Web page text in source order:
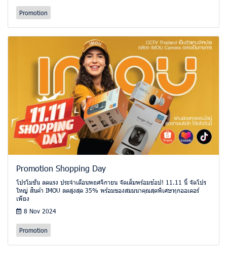
Promotion
Promotion Shopping Day
โปรโมชั่น ลดแรง ประจำเดือนพฤศจิกายน จัดเต็มพร้อมช้อป! 11.11 นี้ จัดโปร
ใหญ่ สินค้า IMOU ลดสูงสุด 35% พร้อมของสมมนาคุณสุดพิเศษทุกออเดอร์
เพียง
8 Nov 2024
Promotion